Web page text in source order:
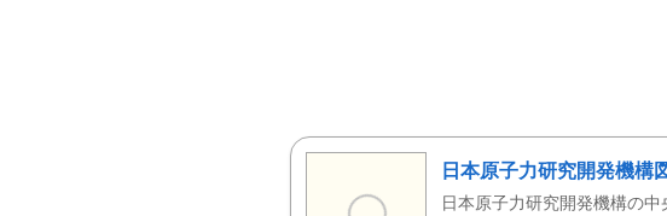
日本原子力研究開発機構
日本原子力研究開発機構の